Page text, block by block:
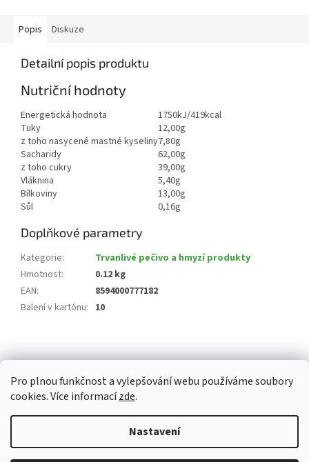
Pro plnou funkčnost a vylepšování webu používáme soubory
cookies. Více informacízde.
Nastavení
Popis Diskuze
Detailní popis produktu
Nutriční hodnoty
Energetická hodnota
1750kJ/419kcal
Tuky
12,00g
z toho nasycené mastné kyseliny7,80g
Sacharidy
62,00g
z toho cukry
39,00g
Vláknina
5,40g
Bílkoviny
13,00g
Sůl
0,16g
Doplňkové parametry
Kategorie:
Trvanlivé pečivo a hmyzí produkty
Hmotnost:
0.12 kg
EAN:
8594000777182
Balení v kartónu: 10
á